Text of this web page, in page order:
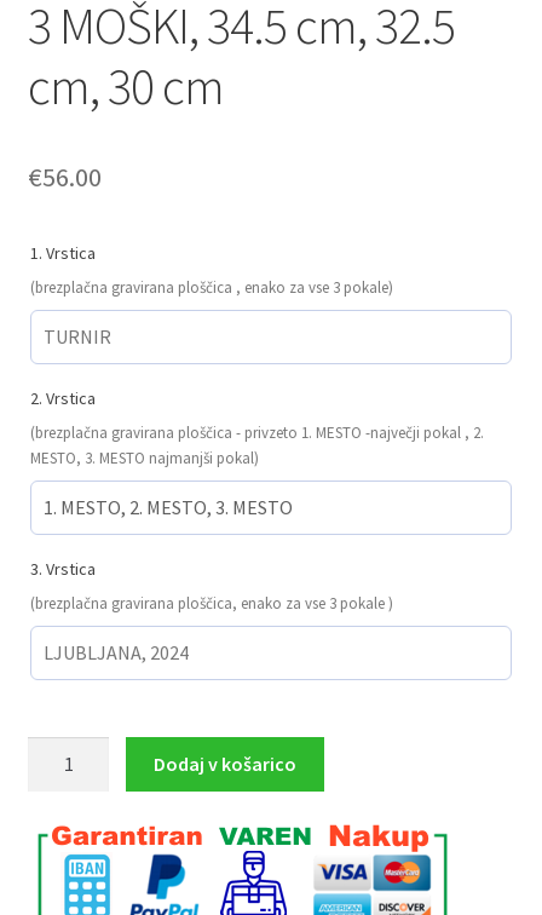
3 MOŠKI, 34.5 cm, 32.5
cm, 30 cm
€56.00
1. Vrstica
(brezplačna gravirana ploščica , enako za vse 3 pokale)
2. Vrstica
(brezplačna gravirana ploščica - privzeto 1. MESTO -največji pokal , 2.
MESTO, 3. MESTO najmanjši pokal)
3. Vrstica
(brezplačna gravirana ploščica, enako za vse 3 pokale )
komplet
MOŠKI,
Dodaj v košarico